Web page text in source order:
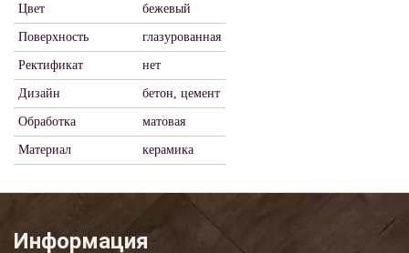
Цвет бежевый
Поверхность глазурованная
Ректификат нет
Дизайн бетон, цемент
Обработка матовая
Материал керамика
Информация